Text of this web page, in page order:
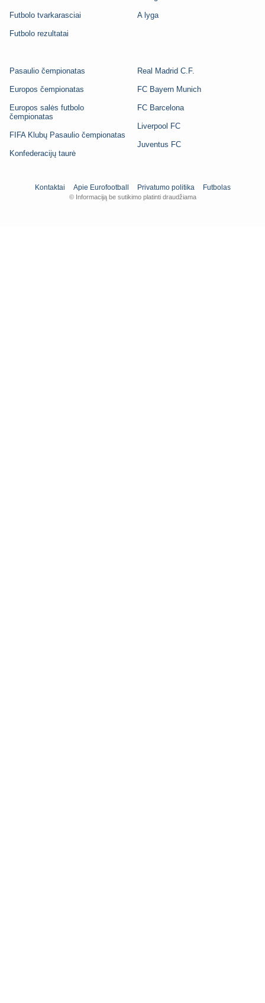
Futbolo tvarkarasciai
Futbolo rezultatai
A lyga
Pasaulio čempionatas
Europos čempionatas
Europos salės futbolo
čempionatas
FIFA Klubų Pasaulio čempionatas
Konfederacijų taurė
Real Madrid C.F.
FC Bayern Munich
FC Barcelona
Liverpool FC
Juventus FC
Kontaktai Apie Eurofootball Privatumo politika Futbolas
© Informaciją be sutikimo platinti draudžiama